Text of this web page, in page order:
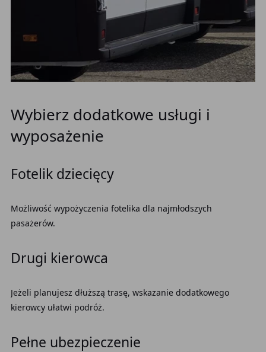
Wybierz dodatkowe usługi i
wyposażenie
Fotelik dziecięcy
Możliwość wypożyczenia fotelika dla najmłodszych
pasażerów.
Drugi kierowca
Jeżeli planujesz dłuższą trasę, wskazanie dodatkowego
kierowcy ułatwi podróż.
Pełne ubezpieczenie